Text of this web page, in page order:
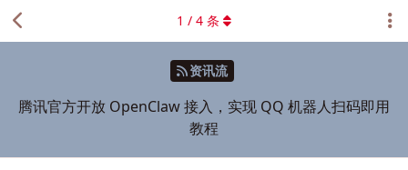
资讯流
腾讯官方开放 OpenClaw 接入，实现 QQ 机器人扫码即用
教程
1 / 4 条